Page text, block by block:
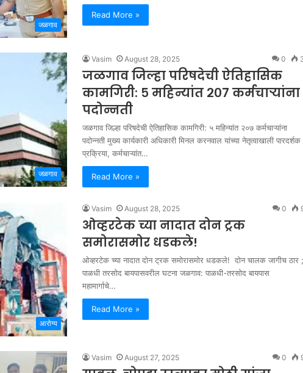
जळगाव
Read More »
जळगाव
Vasim August 28, 2025 0
जळगाव जिल्हा परिषदेची ऐतिहासिक
कामगिरी: ५ महिन्यांत २०७ कर्मचाऱ्यांना
पदोन्नती
जळगाव जिल्हा परिषदेची ऐतिहासिक कामगिरी: ५ महिन्यांत २०७ कर्मचाऱ्यांना
पदोन्नती मुख्य कार्यकारी अधिकारी मिनल करनवाल यांच्या नेतृत्वाखाली पारदर्शक
प्रक्रिया, कर्मचाऱ्यांत…
Read More »
आरोग्य
Vasim August 28, 2025 0
ओव्हरटेक च्या नादात दोन ट्रक
समोरासमोर धडकले!
ओव्हरटेक च्या नादात दोन ट्रक समोरासमोर धडकले! दोन चालक जागीच ठार ;
पाळधी तरसोद बायपासवरील घटना जळगाव: पाळधी-तरसोद बायपास
महामार्गाचे…
Read More »
Vasim August 27, 2025 0